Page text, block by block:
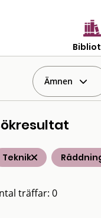
Ämnen
Teknik
träffar: 0